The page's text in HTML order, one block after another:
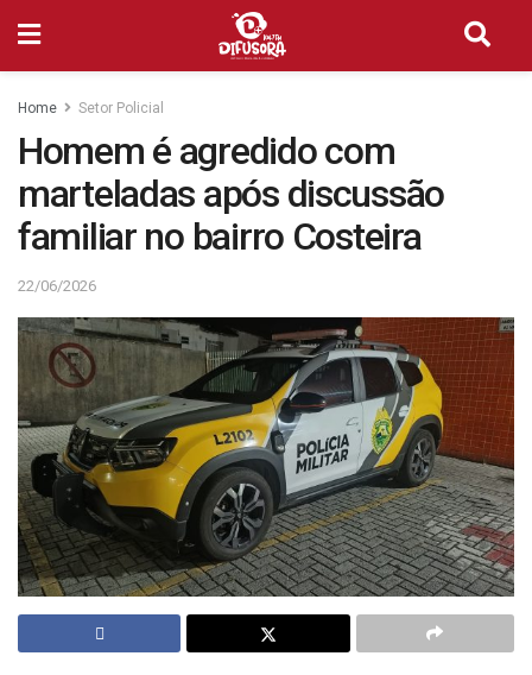
Home Setor Policial
Homem é agredido com
marteladas após discussão
familiar no bairro Costeira
22/06/2026